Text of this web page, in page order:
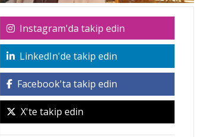
Instagram'da takip edin
LinkedIn'de takip edin
Facebook'ta takip edin
X'te takip edin